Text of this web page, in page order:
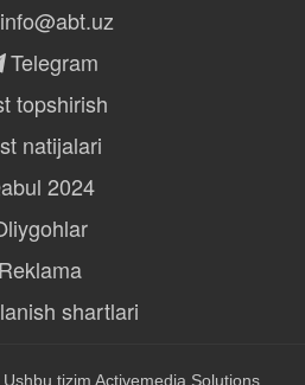
info@abt.uz
Telegram
topshirish
natijalari
2024
Reklama
shartlari
tizim Activemedia Solutions